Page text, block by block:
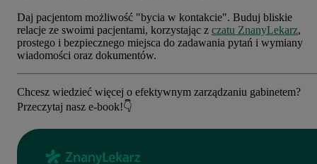
Daj pacjentom możliwość "bycia w kontakcie". Buduj bliskie
relacje ze swoimi pacjentami, korzystając z czatu ZnanyLekarz,
prostego i bezpiecznego miejsca do zadawania pytań i wymiany
wiadomości oraz dokumentów.
Chcesz wiedzieć więcej o efektywnym zarządzaniu gabinetem?
Przeczytaj nasz e-book!👇